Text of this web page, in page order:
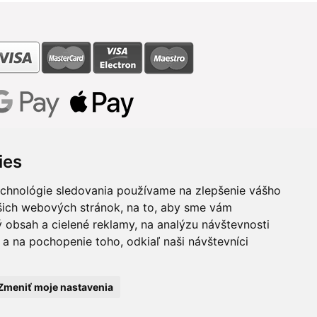
sledovania používame na zlepšenie vášho
webových stránok, na to, aby sme vám
a cielené reklamy, na analýzu návštevnosti
na pochopenie toho, odkiaľ naši návštevníci
moje nastavenia